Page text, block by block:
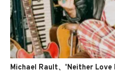
Michael Rault、'Neither Love